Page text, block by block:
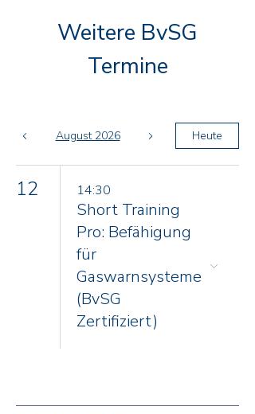
Weitere BvSG
Termine
August 2026 Heute
12 14:30
Short Training
Pro: Befähigung
für
Gaswarnsysteme
(BvSG
Zertifiziert)